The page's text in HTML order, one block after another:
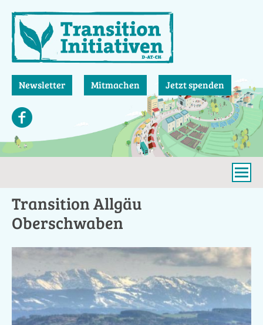
zum
Inhalt
Newsletter Mitmachen Jetzt spenden
Transition Allgäu
Oberschwaben